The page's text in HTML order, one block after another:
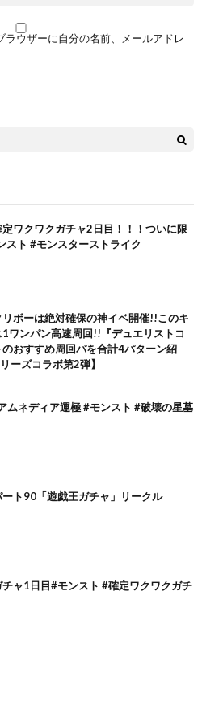
ウザーに自分の名前、メールアドレ
定ワクワクガチャ2日目！！！ついに限
スト #モンスターストライク
リボーは絶対確保の神イベ開催!!このキ
1ワンパン高速周回!!『デュエリストコ
おすすめ周回パを合計4パターン紹
ーズコラボ第2弾】
ムネディア運極 #モンスト #破壊の星墓
ート90「遊戯王ガチャ」リークル
ャ1日目#モンスト #確定ワクワクガチ